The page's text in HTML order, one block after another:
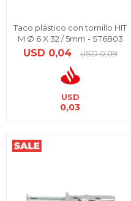
Taco plástico con tornillo HIT
M Ø 6 X 32 / 5mm - ST6803
USD 0,04 USD 0,09
USD
0,03